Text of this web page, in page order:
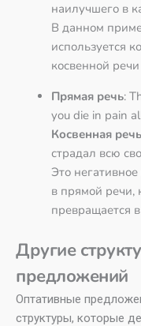
наилучшего в
В данном
используется
косвенной
Прямая речь:
you die in pain
Косвенная речь
страдал всю
Это
в прямой речи,
превращается
Другие
предложений
Оптативные
структуры, которые